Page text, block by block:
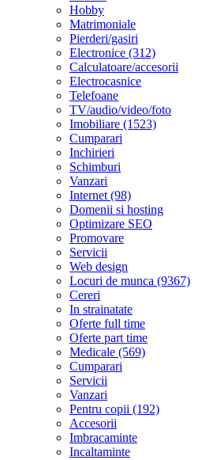
Hobby
Matrimoniale
Pierderi/gasiri
Electronice (312)
Calculatoare/accesorii
Electrocasnice
Telefoane
TV/audio/video/foto
Imobiliare (1523)
Cumparari
Inchirieri
Schimburi
Vanzari
Internet (98)
Domenii si hosting
Optimizare SEO
Promovare
Servicii
Web design
Locuri de munca (9367)
Cereri
In strainatate
Oferte full time
Oferte part time
Medicale (569)
Cumparari
Servicii
Vanzari
Pentru copii (192)
Accesorii
Imbracaminte
Incaltaminte